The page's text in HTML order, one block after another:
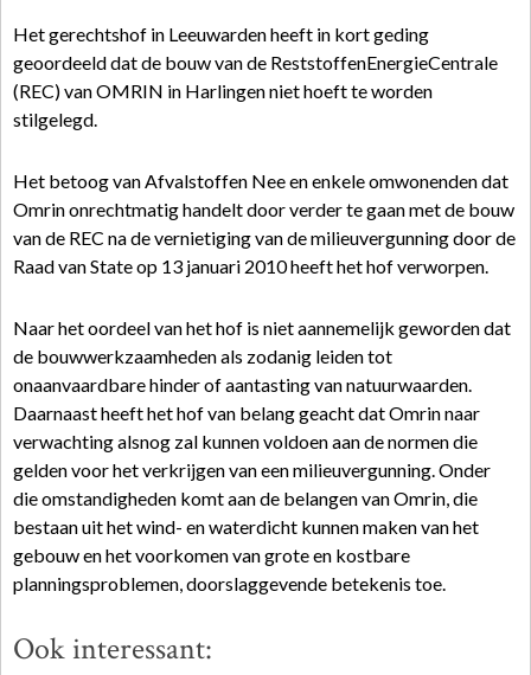
Het gerechtshof in Leeuwarden heeft in kort geding
geoordeeld dat de bouw van de ReststoffenEnergieCentrale
(REC) van OMRIN in Harlingen niet hoeft te worden
stilgelegd.
Het betoog van Afvalstoffen Nee en enkele omwonenden dat
Omrin onrechtmatig handelt door verder te gaan met de bouw
van de REC na de vernietiging van de milieuvergunning door de
Raad van State op 13 januari 2010 heeft het hof verworpen.
Naar het oordeel van het hof is niet aannemelijk geworden dat
de bouwwerkzaamheden als zodanig leiden tot
onaanvaardbare hinder of aantasting van natuurwaarden.
Daarnaast heeft het hof van belang geacht dat Omrin naar
verwachting alsnog zal kunnen voldoen aan de normen die
gelden voor het verkrijgen van een milieuvergunning. Onder
die omstandigheden komt aan de belangen van Omrin, die
bestaan uit het wind- en waterdicht kunnen maken van het
gebouw en het voorkomen van grote en kostbare
planningsproblemen, doorslaggevende betekenis toe.
Ook interessant: